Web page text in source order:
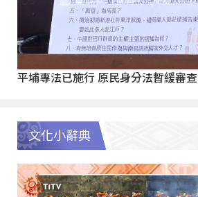
平埔專法已施行 原民身分法暫緩審查
文化小辭典